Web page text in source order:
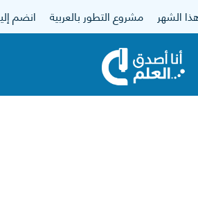
الشهر مشروع التطور بالعربية انضم